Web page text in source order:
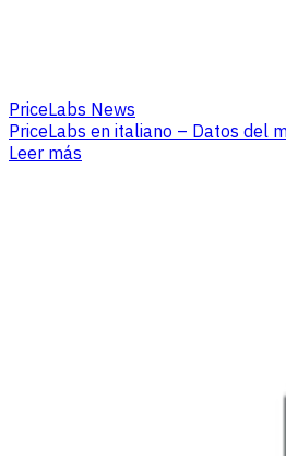
PriceLabs News
PriceLabs en italiano – Datos del
Leer más